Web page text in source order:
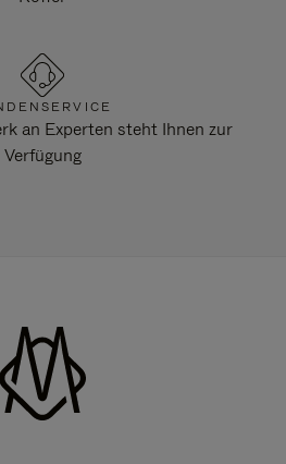
an Experten steht Ihnen zur
Verfügung